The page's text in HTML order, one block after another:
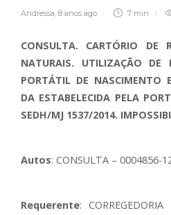
Andressa, 8 anos ago 7 min
CONSULTA. CARTÓRIO DE
NATURAIS. UTILIZAÇÃO DE
PORTÁTIL DE NASCIMENTO
DA ESTABELECIDA PELA
SEDH/MJ 1537/2014.
Autos: CONSULTA – 0004856-
Requerente: